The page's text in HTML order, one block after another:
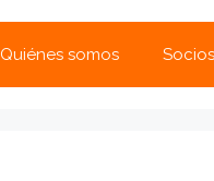
Quiénes somos Socios